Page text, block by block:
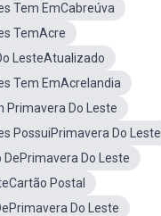
Tem EmCabreúva
TemAcre
LesteAtualizado
Tem EmAcrelandia
Primavera Do Leste
PossuiPrimavera Do Leste
DePrimavera Do Leste
Postal
Do Leste